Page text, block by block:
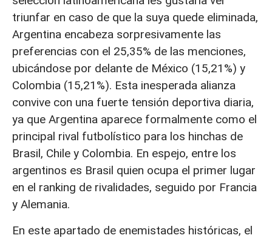
triunfar en caso de que la suya quede eliminada,
Argentina encabeza sorpresivamente las
preferencias con el 25,35% de las menciones,
ubicándose por delante de México (15,21%) y
Colombia (15,21%). Esta inesperada alianza
convive con una fuerte tensión deportiva diaria,
ya que Argentina aparece formalmente como el
principal rival futbolístico para los hinchas de
Brasil, Chile y Colombia. En espejo, entre los
argentinos es Brasil quien ocupa el primer lugar
en el ranking de rivalidades, seguido por Francia
y Alemania.
En este apartado de enemistades históricas, el